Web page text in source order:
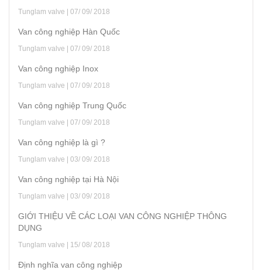
Tunglam valve | 07/ 09/ 2018
Van công nghiệp Hàn Quốc
Tunglam valve | 07/ 09/ 2018
Van công nghiệp Inox
Tunglam valve | 07/ 09/ 2018
Van công nghiệp Trung Quốc
Tunglam valve | 07/ 09/ 2018
Van công nghiệp là gì ?
Tunglam valve | 03/ 09/ 2018
Van công nghiệp tại Hà Nội
Tunglam valve | 03/ 09/ 2018
GIỚI THIỆU VỀ CÁC LOẠI VAN CÔNG NGHIỆP THÔNG
DỤNG
Tunglam valve | 15/ 08/ 2018
Định nghĩa van công nghiệp